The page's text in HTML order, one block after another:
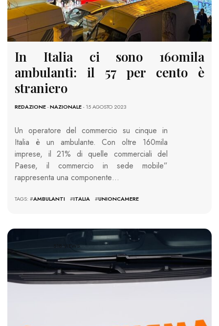
In Italia ci sono 160mila
ambulanti: il 57 per cento è
straniero
REDAZIONE-NAZIONALE- 15 AGOSTO 2023
Un operatore del commercio su cinque in
Italia è un ambulante. Con oltre 160mila
imprese, il 21% di quelle commerciali del
Paese, il commercio in sede mobile”
rappresenta una componente…
TAGS: #AMBULANTI #ITALIA #UNIONCAMERE
518 VIEWS